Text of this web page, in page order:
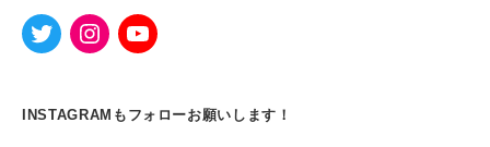
INSTAGRAMもフォローお願いします！